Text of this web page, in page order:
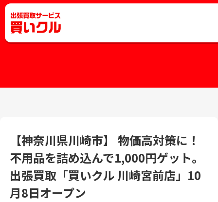
【神奈川県川崎市】 物価高対策に！
不用品を詰め込んで1,000円ゲット。
出張買取「買いクル 川崎宮前店」10
月8日オープン